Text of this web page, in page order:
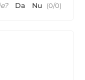
Da Nu (0/0)